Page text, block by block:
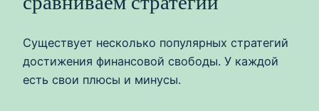
Существует несколько популярных стратегий
достижения финансовой свободы. У каждой
есть свои плюсы и минусы.